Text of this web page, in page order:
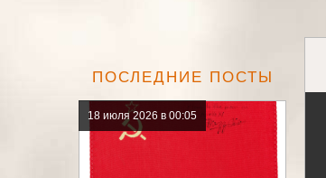
ПОСЛЕДНИЕ ПОСТЫ
18 июля 2026 в 00:05